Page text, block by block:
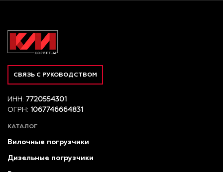
СВЯЗЬ С РУКОВОДСТВОМ
ИНН: 7720554301
ОГРН: 1067746664831
КАТАЛОГ
Вилочные погрузчики
Дизельные погрузчики